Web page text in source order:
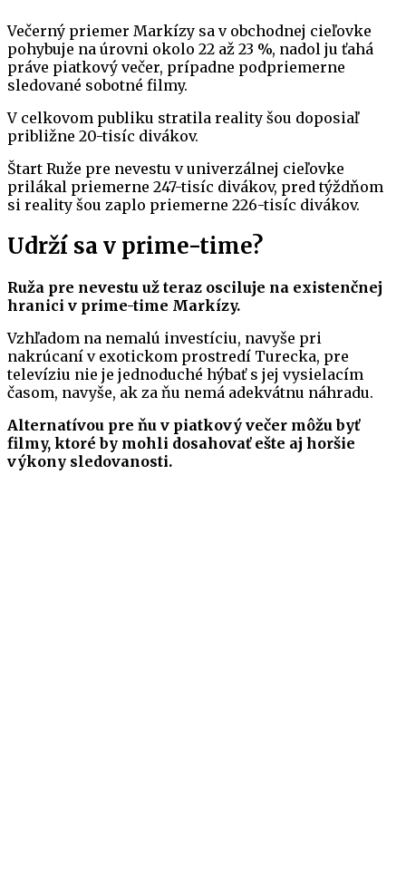
Večerný priemer Markízy sa v obchodnej cieľovke
pohybuje na úrovni okolo 22 až 23 %, nadol ju ťahá
práve piatkový večer, prípadne podpriemerne
sledované sobotné filmy.
V celkovom publiku stratila reality šou doposiaľ
približne 20-tisíc divákov.
Štart Ruže pre nevestu v univerzálnej cieľovke
prilákal priemerne 247-tisíc divákov, pred týždňom
si reality šou zaplo priemerne 226-tisíc divákov.
Udrží sa v prime-time?
Ruža pre nevestu už teraz osciluje na existenčnej
hranici v prime-time Markízy.
Vzhľadom na nemalú investíciu, navyše pri
nakrúcaní v exotickom prostredí Turecka, pre
televíziu nie je jednoduché hýbať s jej vysielacím
časom, navyše, ak za ňu nemá adekvátnu náhradu.
Alternatívou pre ňu v piatkový večer môžu byť
filmy, ktoré by mohli dosahovať ešte aj horšie
výkony sledovanosti.